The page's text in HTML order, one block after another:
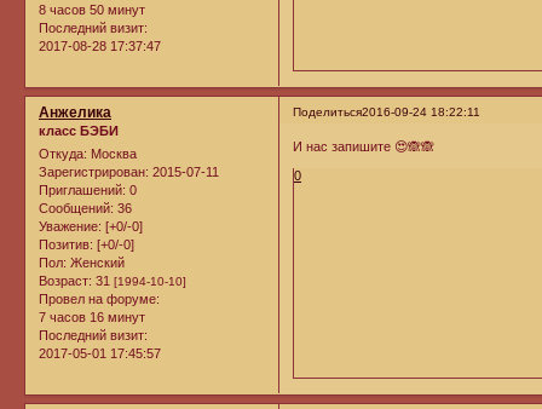
8 часов 50 минут
Последний визит:
2017-08-28 17:37:47
Поделиться2016-09-24 18:22:11
Анжелика
класс БЭБИ
Откуда: Москва
Зарегистрирован: 2015-07-11
Приглашений: 0
Сообщений: 36
Уважение: [+0/-0]
Позитив: [+0/-0]
Пол: Женский
Возраст: 31 [1994-10-10]
Провел на форуме:
7 часов 16 минут
Последний визит:
2017-05-01 17:45:57
И нас запишите 😍🙈🙈
0